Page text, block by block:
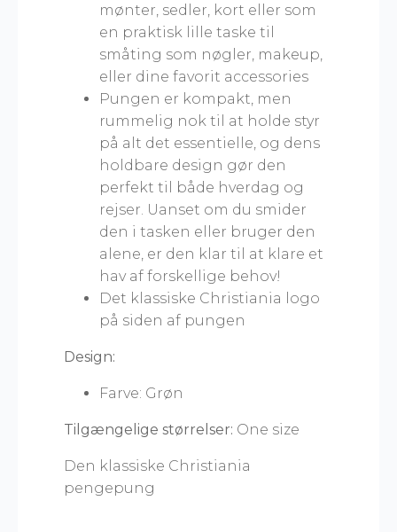
mønter, sedler, kort eller som
en praktisk lille taske til
småting som nøgler, makeup,
eller dine favorit accessories
Pungen er kompakt, men
rummelig nok til at holde styr
på alt det essentielle, og dens
holdbare design gør den
perfekt til både hverdag og
rejser. Uanset om du smider
den i tasken eller bruger den
alene, er den klar til at klare et
hav af forskellige behov!
Det klassiske Christiania logo
på siden af pungen
Design:
Farve: Grøn
Tilgængelige størrelser: One size
Den klassiske Christiania
pengepung